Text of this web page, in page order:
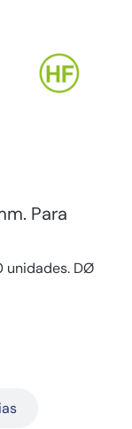
Para
unidades. DØ